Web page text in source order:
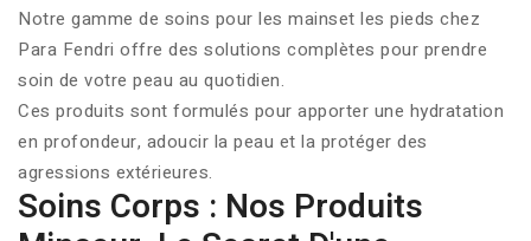
Notre gamme de soins pour les mainset les pieds chez
Para Fendri offre des solutions complètes pour prendre
soin de votre peau au quotidien.
Ces produits sont formulés pour apporter une hydratation
en profondeur, adoucir la peau et la protéger des
agressions extérieures.
Soins Corps : Nos Produits